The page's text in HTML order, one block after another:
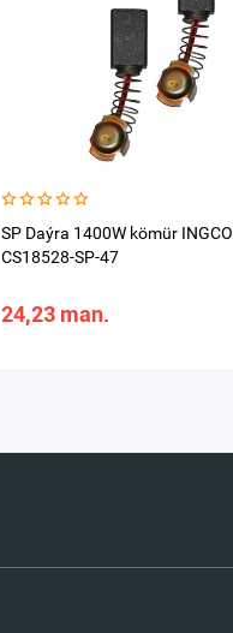
SP Daýra 1400W kömür INGCO
CS18528-SP-47
24,23 man.